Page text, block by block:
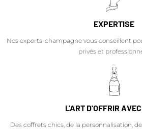
EXPERTISE
Nos experts-champagne vous conseillent
privés et
L'ART D'OFFRIR
Des coffrets chics, de la personnalisation,